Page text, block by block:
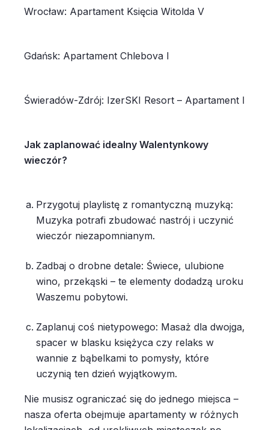
Wrocław: Apartament Księcia Witolda V
Gdańsk: Apartament Chlebova I
Świeradów-Zdrój: IzerSKI Resort – Apartament I
Jak zaplanować idealny Walentynkowy
wieczór?
Przygotuj playlistę z romantyczną muzyką:
Muzyka potrafi zbudować nastrój i uczynić
wieczór niezapomnianym.
Zadbaj o drobne detale: Świece, ulubione
wino, przekąski – te elementy dodadzą uroku
Waszemu pobytowi.
Zaplanuj coś nietypowego: Masaż dla dwojga,
spacer w blasku księżyca czy relaks w
wannie z bąbelkami to pomysły, które
uczynią ten dzień wyjątkowym.
Nie musisz ograniczać się do jednego miejsca –
nasza oferta obejmuje apartamenty w różnych